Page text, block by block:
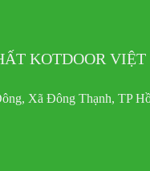
KOTDOOR
Xã Đông Thạnh, TP